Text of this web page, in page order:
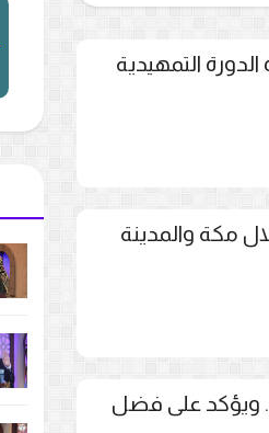
التمهيدية
مكة والمدينة
ويؤكد على فضل